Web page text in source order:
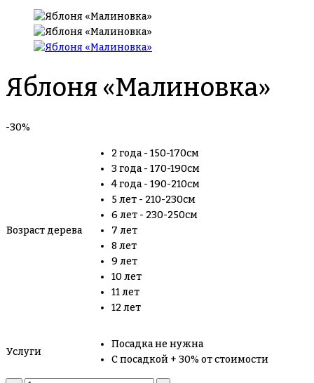
Яблоня «Малиновка»
-30%
Возраст дерева
2 года - 150-170см
3 года - 170-190см
4 года - 190-210см
5 лет - 210-230см
6 лет - 230-250см
7 лет
8 лет
9 лет
10 лет
11 лет
12 лет
Услуги
Посадка не нужна
С посадкой + 30% от стоимости